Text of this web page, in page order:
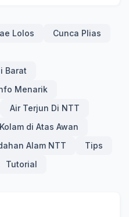
Lolos
Cunca Plias
Barat
Menarik
Air Terjun Di NTT
Kolam di Atas Awan
Alam NTT
Tips
Tutorial